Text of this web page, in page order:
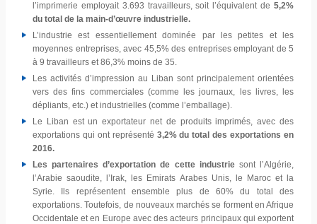
l’imprimerie employait 3.693 travailleurs, soit l’équivalent de 5,2%
du total de la main-d’œuvre industrielle.
L’industrie est essentiellement dominée par les petites et les
moyennes entreprises, avec 45,5% des entreprises employant de 5
à 9 travailleurs et 86,3% moins de 35.
Les activités d’impression au Liban sont principalement orientées
vers des fins commerciales (comme les journaux, les livres, les
dépliants, etc.) et industrielles (comme l’emballage).
Le Liban est un exportateur net de produits imprimés, avec des
exportations qui ont représenté 3,2% du total des exportations en
2016.
Les partenaires d’exportation de cette industriesont l’Algérie,
l’Arabie saoudite, l’Irak, les Emirats Arabes Unis, le Maroc et la
Syrie. Ils représentent ensemble plus de 60% du total des
exportations. Toutefois, de nouveaux marchés se forment en Afrique
Occidentale et en Europe avec des acteurs principaux qui exportent